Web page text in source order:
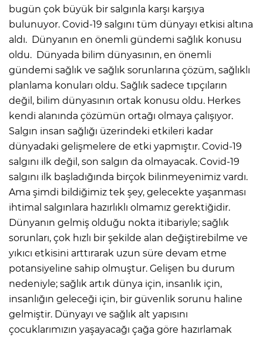
bugün çok büyük bir salgınla karşı karşıya
bulunuyor. Covid-19 salgını tüm dünyayı etkisi altına
aldı. Dünyanın en önemli gündemi sağlık konusu
oldu. Dünyada bilim dünyasının, en önemli
gündemi sağlık ve sağlık sorunlarına çözüm, sağlıklı
planlama konuları oldu. Sağlık sadece tıpçıların
değil, bilim dünyasının ortak konusu oldu. Herkes
kendi alanında çözümün ortağı olmaya çalışıyor.
Salgın insan sağlığı üzerindeki etkileri kadar
dünyadaki gelişmelere de etki yapmıştır. Covid-19
salgını ilk değil, son salgın da olmayacak. Covid-19
salgını ilk başladığında birçok bilinmeyenimiz vardı.
Ama şimdi bildiğimiz tek şey, gelecekte yaşanması
ihtimal salgınlara hazırlıklı olmamız gerektiğidir.
Dünyanın gelmiş olduğu nokta itibariyle; sağlık
sorunları, çok hızlı bir şekilde alan değiştirebilme ve
yıkıcı etkisini arttırarak uzun süre devam etme
potansiyeline sahip olmuştur. Gelişen bu durum
nedeniyle; sağlık artık dünya için, insanlık için,
insanlığın geleceği için, bir güvenlik sorunu haline
gelmiştir. Dünyayı ve sağlık alt yapısını
çocuklarımızın yaşayacağı çağa göre hazırlamak